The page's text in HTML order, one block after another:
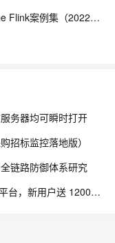
【藏经阁一起读（27）】本周推荐《Apache Flink案例集（2022版）》，你有哪些心得？
务器均可瞬时打开
招标监控落地版）
链路防御体系研究
阿里云秒悟 Meoo：人人可用的AI应用创作平台，新用户送 12000积分，订阅套餐首月9.9元起